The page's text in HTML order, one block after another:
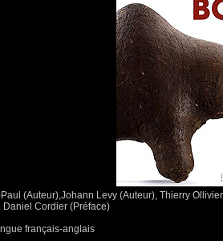
(Auteur),Johann Levy (Auteur), Thierry
Daniel Cordier (Préface)
français-anglais